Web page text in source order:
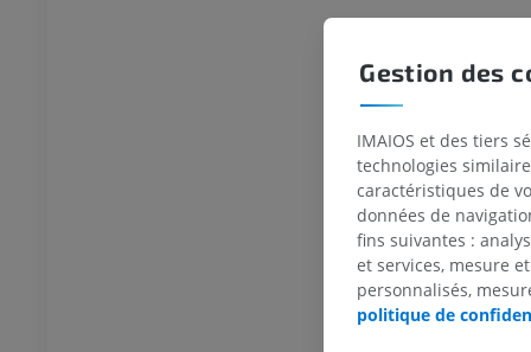
Bovin - Ostéologie
Gestion des
IMAIOS et des tiers
technologies
caractéristiques de
données de
fins suivantes :
et services, mesure
personnalisés,
politique de